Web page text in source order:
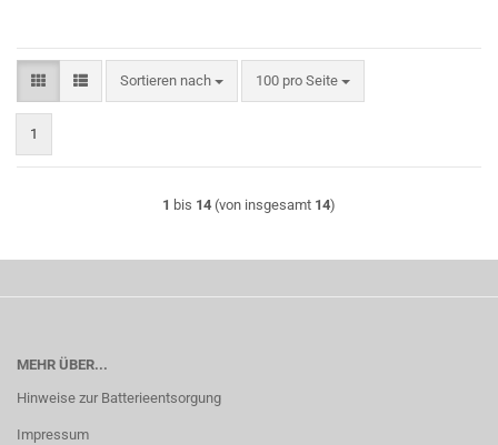
Sortieren nach
Sortieren nach 100 pro Seite
pro Seite
1
1 bis 14 (von insgesamt 14)
MEHR ÜBER...
Hinweise zur Batterieentsorgung
Impressum